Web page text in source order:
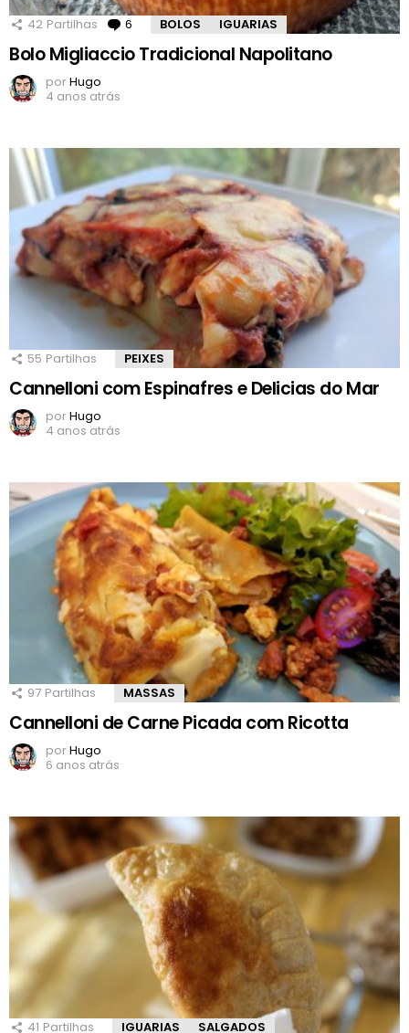
42 Partilhas 6 Comentários
BOLOS IGUARIAS
Bolo Migliaccio Tradicional Napolitano
porHugo
4 anos atrás
55 Partilhas PEIXES
Cannelloni com Espinafres e Delicias do Mar
porHugo
4 anos atrás
97 Partilhas MASSAS
Cannelloni de Carne Picada com Ricotta
porHugo
6 anos atrás
41 Partilhas IGUARIAS SALGADOS